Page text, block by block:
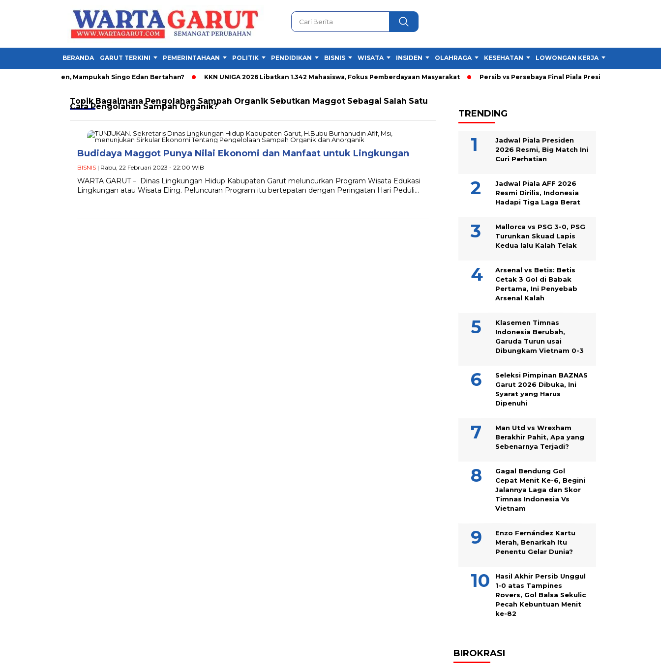
BERANDA GARUT TERKINI PEMERINTAHAAN POLITIK PENDIDIKAN BISNIS WISATA INSIDEN OLAHRAGA KESEHATAN LOWONGAN KERJA
Henrique Absen, Mampukah Singo Edan Bertahan? KKN UNIGA 2026 Libatkan 1.342 Mahasiswa, Fokus Pemberdayaan Masyarakat Persib vs Persebaya Final Piala Presiden 2026: Persib
TopikBagaimana Pengolahan Sampah Organik Sebutkan Maggot Sebagai Salah Satu
Cara Pengolahan Sampah Organik?
Budidaya Maggot Punya Nilai Ekonomi dan Manfaat untuk Lingkungan
BISNIS | Rabu, 22 Februari 2023 - 22:00 WIB
WARTA GARUT – Dinas Lingkungan Hidup Kabupaten Garut meluncurkan Program Wisata Edukasi
Lingkungan atau Wisata Eling. Peluncuran Program itu bertepatan dengan Peringatan Hari Peduli…
TRENDING
Jadwal Piala Presiden
2026 Resmi, Big Match Ini
Curi Perhatian
Jadwal Piala AFF 2026
Resmi Dirilis, Indonesia
Hadapi Tiga Laga Berat
Mallorca vs PSG 3-0, PSG
Turunkan Skuad Lapis
Kedua lalu Kalah Telak
Arsenal vs Betis: Betis
Cetak 3 Gol di Babak
Pertama, Ini Penyebab
Arsenal Kalah
Klasemen Timnas
Indonesia Berubah,
Garuda Turun usai
Dibungkam Vietnam 0-3
Seleksi Pimpinan BAZNAS
Garut 2026 Dibuka, Ini
Syarat yang Harus
Dipenuhi
Man Utd vs Wrexham
Berakhir Pahit, Apa yang
Sebenarnya Terjadi?
Gagal Bendung Gol
Cepat Menit Ke-6, Begini
Jalannya Laga dan Skor
Timnas Indonesia Vs
Vietnam
Enzo Fernández Kartu
Merah, Benarkah Itu
Penentu Gelar Dunia?
Hasil Akhir Persib Unggul
1-0 atas Tampines
Rovers, Gol Balsa Sekulic
Pecah Kebuntuan Menit
ke-82
BIROKRASI